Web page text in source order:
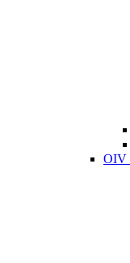
OIV